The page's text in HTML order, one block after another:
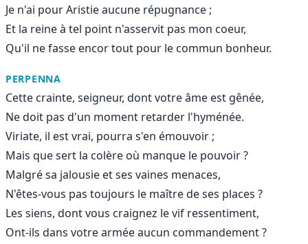
Je n'ai pour Aristie aucune répugnance ;
Et la reine à tel point n'asservit pas mon coeur,
Qu'il ne fasse encor tout pour le commun bonheur.
PERPENNA
Cette crainte, seigneur, dont votre âme est gênée,
Ne doit pas d'un moment retarder l'hyménée.
Viriate, il est vrai, pourra s'en émouvoir ;
Mais que sert la colère où manque le pouvoir ?
Malgré sa jalousie et ses vaines menaces,
N'êtes-vous pas toujours le maître de ses places ?
Les siens, dont vous craignez le vif ressentiment,
Ont-ils dans votre armée aucun commandement ?